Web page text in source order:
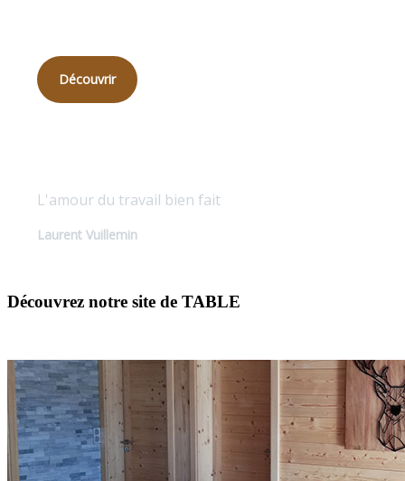
Découvrir
L'amour du travail bien fait
Laurent Vuillemin
Découvrez notre site de TABLE